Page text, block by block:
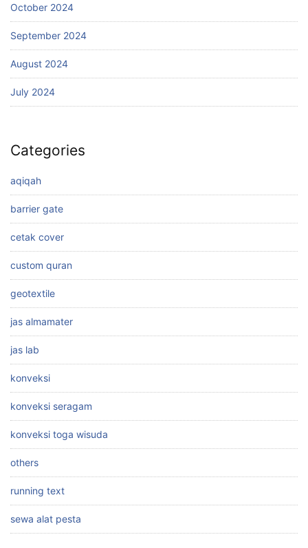
October 2024
September 2024
August 2024
July 2024
Categories
aqiqah
barrier gate
cetak cover
custom quran
geotextile
jas almamater
jas lab
konveksi
konveksi seragam
konveksi toga wisuda
others
running text
sewa alat pesta